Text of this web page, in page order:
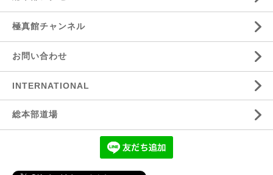
極真館チャンネル
お問い合わせ
INTERNATIONAL
総本部道場